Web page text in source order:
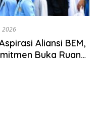
2026
Aliansi BEM,
Buka Ruang